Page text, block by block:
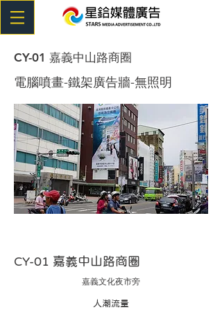
CY-01 嘉義中山路商圈
電腦噴畫-鐵架廣告牆-無照明
CY-01 嘉義中山路商圈
嘉義文化夜市旁
​人潮流量